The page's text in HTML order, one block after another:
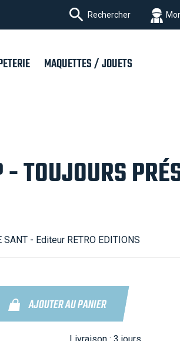
 Rechercher
MAQUETTES / JOUETS
TOUJOURS
SANT - Editeur RETRO EDITIONS
AJOUTER AU PANIER